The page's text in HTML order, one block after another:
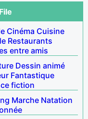
Cinéma Cuisine
Restaurants
entre amis
Dessin animé
Fantastique
fiction
Marche Natation